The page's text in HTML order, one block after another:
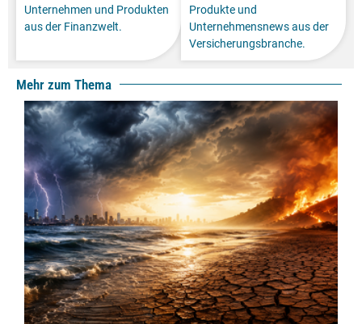
Unternehmen und Produkten
aus der Finanzwelt.
Produkte und
Unternehmensnews aus der
Versicherungsbranche.
Mehr zum Thema